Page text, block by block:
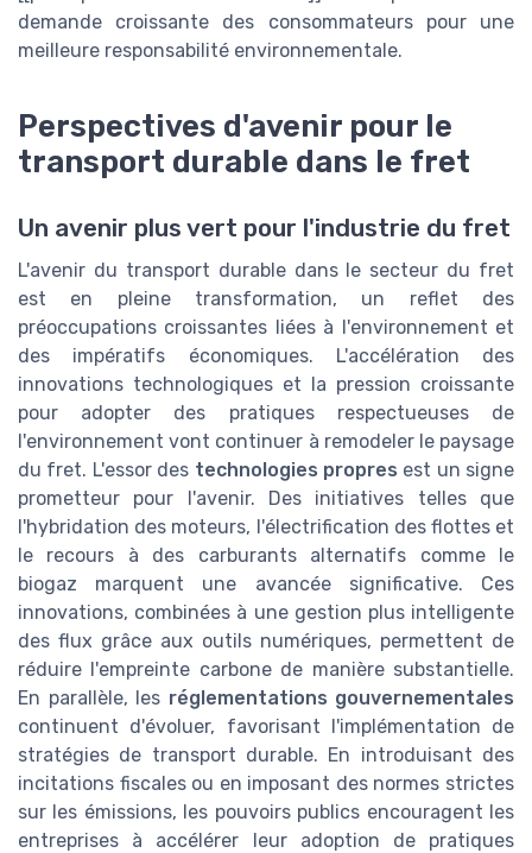
demande croissante des consommateurs pour une
meilleure responsabilité environnementale.
Perspectives d'avenir pour le
transport durable dans le fret
Un avenir plus vert pour l'industrie du fret
L'avenir du transport durable dans le secteur du fret
est en pleine transformation, un reflet des
préoccupations croissantes liées à l'environnement et
des impératifs économiques. L'accélération des
innovations technologiques et la pression croissante
pour adopter des pratiques respectueuses de
l'environnement vont continuer à remodeler le paysage
du fret. L'essor des technologies propres est un signe
prometteur pour l'avenir. Des initiatives telles que
l'hybridation des moteurs, l'électrification des flottes et
le recours à des carburants alternatifs comme le
biogaz marquent une avancée significative. Ces
innovations, combinées à une gestion plus intelligente
des flux grâce aux outils numériques, permettent de
réduire l'empreinte carbone de manière substantielle.
En parallèle, les réglementations gouvernementales
continuent d'évoluer, favorisant l'implémentation de
stratégies de transport durable. En introduisant des
incitations fiscales ou en imposant des normes strictes
sur les émissions, les pouvoirs publics encouragent les
entreprises à accélérer leur adoption de pratiques